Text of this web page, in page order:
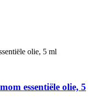
essentiële olie, 5